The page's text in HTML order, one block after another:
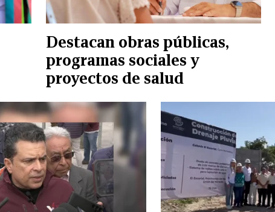
Destacan obras públicas,
programas sociales y
proyectos de salud